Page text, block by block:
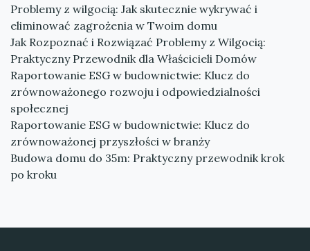
Problemy z wilgocią: Jak skutecznie wykrywać i
eliminować zagrożenia w Twoim domu
Jak Rozpoznać i Rozwiązać Problemy z Wilgocią:
Praktyczny Przewodnik dla Właścicieli Domów
Raportowanie ESG w budownictwie: Klucz do
zrównoważonego rozwoju i odpowiedzialności
społecznej
Raportowanie ESG w budownictwie: Klucz do
zrównoważonej przyszłości w branży
Budowa domu do 35m: Praktyczny przewodnik krok
po kroku